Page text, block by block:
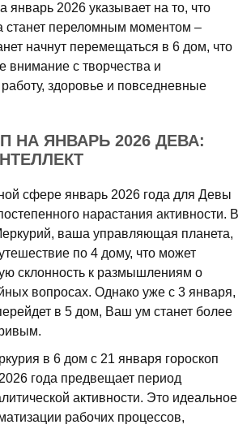
январь 2026 указывает на то, что
станет переломным моментом –
начнут перемещаться в 6 дом, что
внимание с творчества и
здоровье и повседневные
НА ЯНВАРЬ 2026 ДЕВА:
сфере январь 2026 года для Девы
нарастания активности. В
ваша управляющая планета,
по 4 дому, что может
склонность к размышлениям о
вопросах. Однако уже с 3 января,
в 5 дом, Ваш ум станет более
в 6 дом с 21 января гороскоп
года предвещает период
активности. Это идеальное
рабочих процессов,